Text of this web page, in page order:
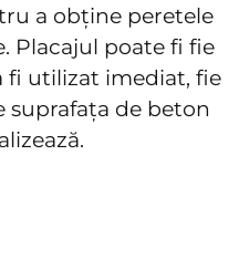
a obține peretele
Placajul poate fi fie
fi utilizat imediat, fie
suprafața de beton